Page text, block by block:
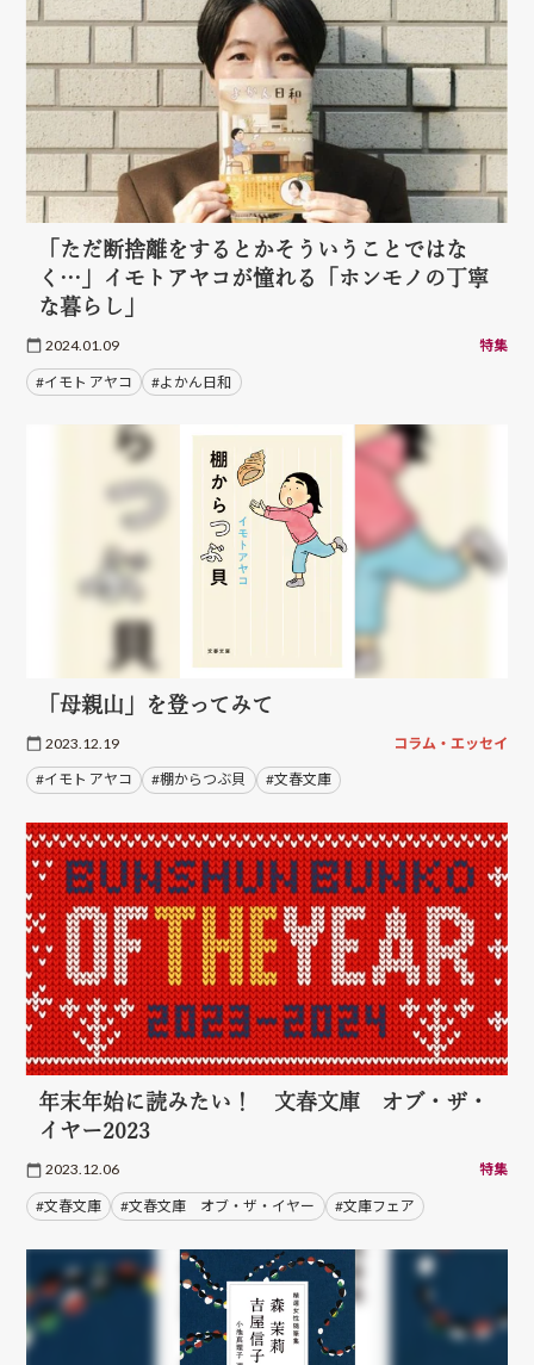
「ただ断捨離をするとかそういうことではな
く…」イモトアヤコが憧れる「ホンモノの丁寧
な暮らし」
2024.01.09 特集
#イモト アヤコ #よかん日和
「母親山」を登ってみて
2023.12.19 コラム・エッセイ
#イモト アヤコ #棚からつぶ貝 #文春文庫
年末年始に読みたい！ 文春文庫 オブ・ザ・
イヤー2023
2023.12.06 特集
#文春文庫 #文春文庫 オブ・ザ・イヤー #文庫フェア